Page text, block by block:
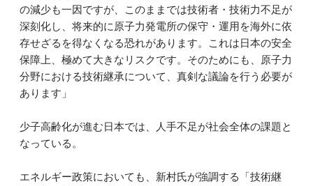
の減少も一因ですが、このままでは技術者・技術力不足が
深刻化し、将来的に原子力発電所の保守・運用を海外に依
存せざるを得なくなる恐れがあります。これは日本の安全
保障上、極めて大きなリスクです。そのためにも、原子力
分野における技術継承について、真剣な議論を行う必要が
あります」
少子高齢化が進む日本では、人手不足が社会全体の課題と
なっている。
エネルギー政策においても、新村氏が強調する「技術継